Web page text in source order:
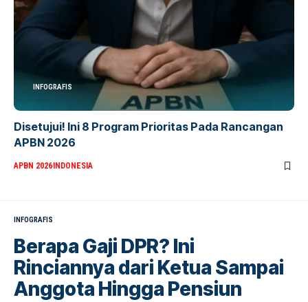
INFOGRAFIS
Disetujui! Ini 8 Program Prioritas Pada Rancangan
APBN 2026
APBN 2026INDONESIA
INFOGRAFIS
Berapa Gaji DPR? Ini
Rinciannya dari Ketua Sampai
Anggota Hingga Pensiun